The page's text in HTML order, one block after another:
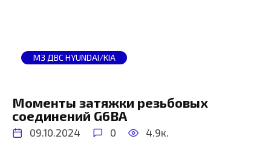
МЗ ДВС HYUNDAI/KIA
Моменты затяжки резьбовых
соединений G6BA
09.10.2024 0 4.9к.